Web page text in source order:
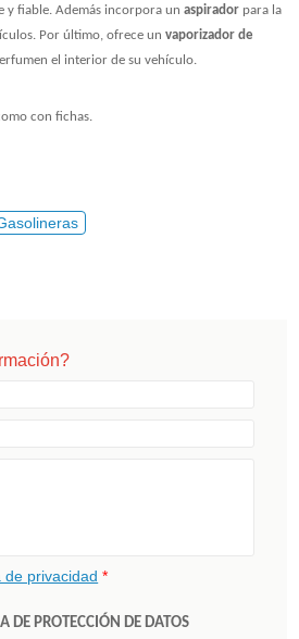
y fiable. Además incorpora unaspirador para la
Por último, ofrece unvaporizador de
el interior de su vehículo.
con fichas.
de privacidad *
DE PROTECCIÓN DE DATOS